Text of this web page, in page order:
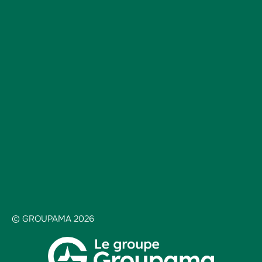
© GROUPAMA 2026